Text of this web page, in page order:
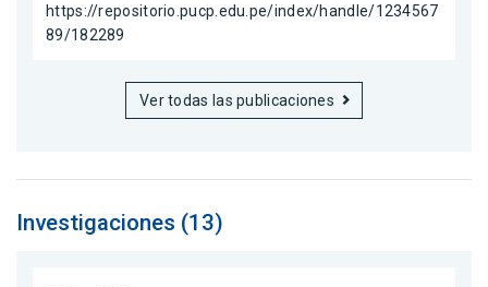
https://repositorio.pucp.edu.pe/index/handle/1234567
89/182289
Ver todas las publicaciones
Investigaciones (13)